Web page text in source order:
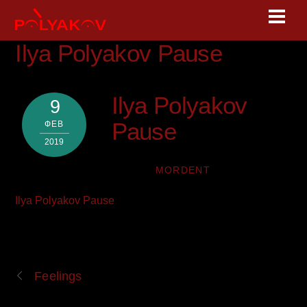
contentIlya Polyakov Pause
9
ФЕВ
2019
Ilya Polyakov
Pause
MORDENT
Ilya Polyakov Pause
Feelings